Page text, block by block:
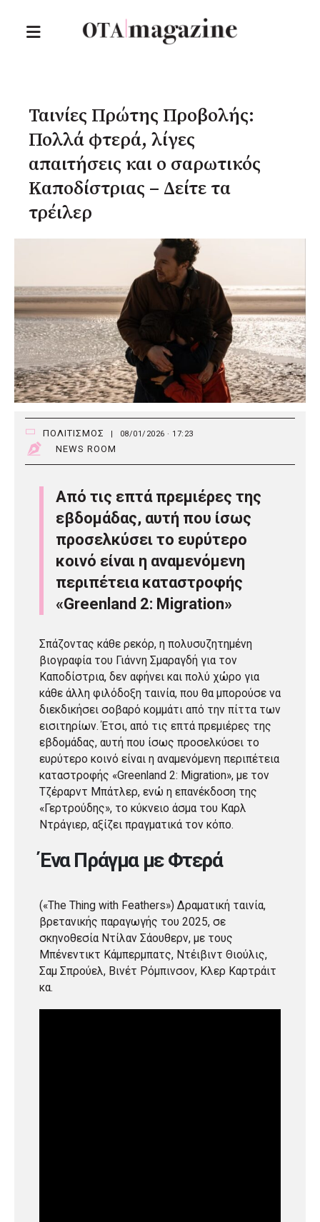
Ταινίες Πρώτης Προβολής:
Πολλά φτερά, λίγες
απαιτήσεις και ο σαρωτικός
Καποδίστριας – Δείτε τα
τρέιλερ
ΠΟΛΙΤΙΣΜΟΣ | 08/01/2026 · 17:23
NEWS ROOM
Από τις επτά πρεμιέρες της
εβδομάδας, αυτή που ίσως
προσελκύσει το ευρύτερο
κοινό είναι η αναμενόμενη
περιπέτεια καταστροφής
«Greenland 2: Migration»
Σπάζοντας κάθε ρεκόρ, η πολυσυζητημένη
βιογραφία του Γιάννη Σμαραγδή για τον
Καποδίστρια, δεν αφήνει και πολύ χώρο για
κάθε άλλη φιλόδοξη ταινία, που θα μπορούσε να
διεκδικήσει σοβαρό κομμάτι από την πίττα των
εισιτηρίων. Έτσι, από τις επτά πρεμιέρες της
εβδομάδας, αυτή που ίσως προσελκύσει το
ευρύτερο κοινό είναι η αναμενόμενη περιπέτεια
καταστροφής «Greenland 2: Migration», με τον
Τζέραρντ Μπάτλερ, ενώ η επανέκδοση της
«Γερτρούδης», το κύκνειο άσμα του Καρλ
Ντράγιερ, αξίζει πραγματικά τον κόπο.
Ένα Πράγμα με Φτερά
(«The Thing with Feathers») Δραματική ταινία,
βρετανικής παραγωγής του 2025, σε
σκηνοθεσία Ντίλαν Σάουθερν, με τους
Μπένεντικτ Κάμπερμπατς, Ντέιβιντ Θιούλις,
Σαμ Σπρούελ, Βινέτ Ρόμπινσον, Κλερ Καρτράιτ
κα.